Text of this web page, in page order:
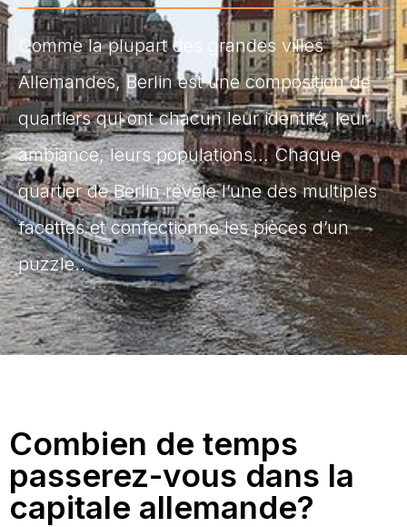
Comme la plupart des grandes villes
Allemandes, Berlin est une composition de
quartiers qui ont chacun leur identité, leur
ambiance, leurs populations… Chaque
quartier de Berlin révèle l’une des multiples
facettes et confectionne les pièces d’un
puzzle..
Combien de temps
passerez-vous dans la
capitale allemande?